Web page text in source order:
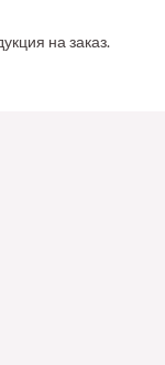
на заказ.